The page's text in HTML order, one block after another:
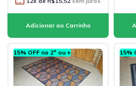
15% OFF no 2º ou + 15%